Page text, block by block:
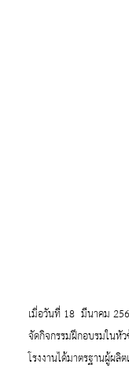
เมื่อวันที่ 18  มีนาคม
จัดกิจกรรมฝึกอบรมในหั
โรงงานได้มาตรฐานผู้ผ